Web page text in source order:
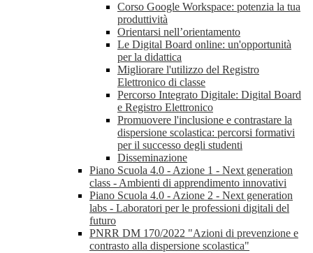
Corso Google Workspace: potenzia la tua
produttività
Orientarsi nell’orientamento
Le Digital Board online: un'opportunità
per la didattica
Migliorare l'utilizzo del Registro
Elettronico di classe
Percorso Integrato Digitale: Digital Board
e Registro Elettronico
Promuovere l'inclusione e contrastare la
dispersione scolastica: percorsi formativi
per il successo degli studenti
Disseminazione
Piano Scuola 4.0 - Azione 1 - Next generation
class - Ambienti di apprendimento innovativi
Piano Scuola 4.0 - Azione 2 - Next generation
labs - Laboratori per le professioni digitali del
futuro
PNRR DM 170/2022 "Azioni di prevenzione e
contrasto alla dispersione scolastica"